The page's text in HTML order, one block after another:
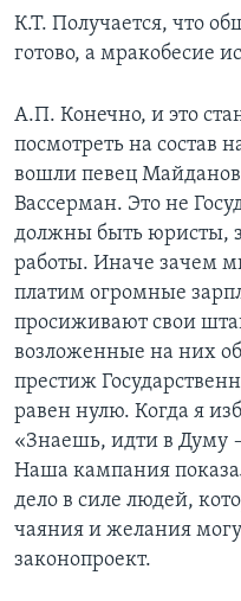
К.Т. Получается, что
готово, а мракобесие
А.П. Конечно, и это
посмотреть на
вошли певец
Вассерман. Это не
должны быть юристы,
работы. Иначе зачем
платим огромные
просиживают свои
возложенные на них
престиж
равен нулю. Когда я
«Знаешь, идти в Думу
Наша кампания
дело в силе людей,
чаяния и желания
законопроект.